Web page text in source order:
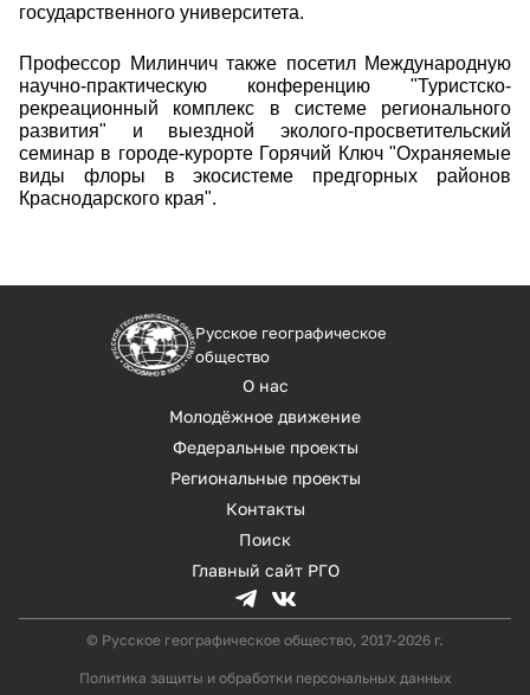
государственного университета.
Профессор Милинчич также посетил Международную
научно-практическую конференцию "Туристско-
рекреационный комплекс в системе регионального
развития" и выездной эколого-просветительский
семинар в городе-курорте Горячий Ключ "Охраняемые
виды флоры в экосистеме предгорных районов
Краснодарского края".
Русское географическое
общество
О нас
Молодёжное движение
Федеральные проекты
Региональные проекты
Контакты
Поиск
Главный сайт РГО
© Русское географическое общество, 2017-2026 г.
Политика защиты и обработки персональных данных